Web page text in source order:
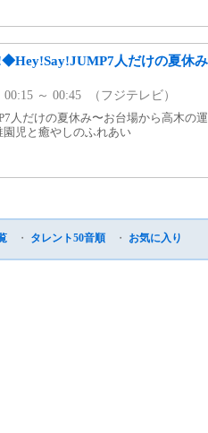
人だけの夏休
00:15 ～ 00:45 （フジテレビ）
人だけの夏休み〜お台場から高木の
園児と癒やしのふれあい
・ タレント50音順 ・ お気に入り